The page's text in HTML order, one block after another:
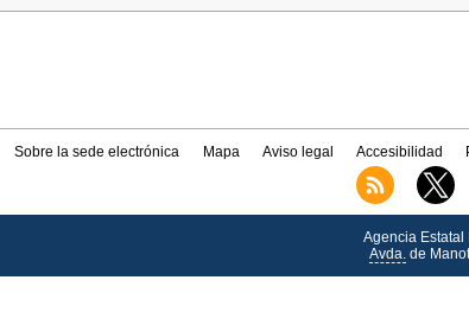
Sobre la sede electrónica Mapa Aviso legal Accesibilidad
Agencia Estatal
Avda.de